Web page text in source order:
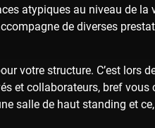
atypiques au niveau de la
de diverses
votre structure. C’est lors
et collaborateurs, bref vous
salle de haut standing et